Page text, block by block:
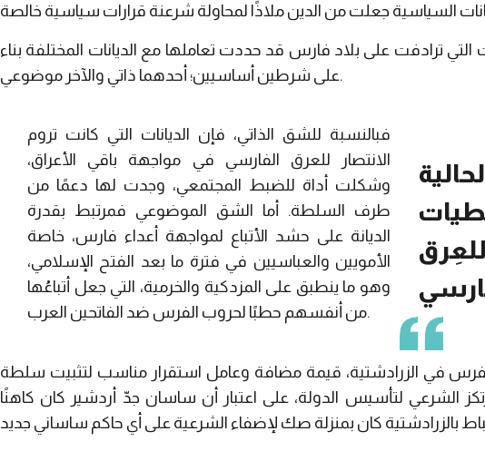
التي ترادفت على بلاد فارس قد حددت تعاملها مع الديانات المختلفة بناء
على شرطين أساسيين؛ أحدهما ذاتي والآخر موضوعي.
فبالنسبة للشق الذاتي، فإن الديانات التي كانت تروم
الانتصار للعرق الفارسي في مواجهة باقي الأعراق،
وشكلت أداة للضبط المجتمعي، وجدت لها دعمًا من
طرف السلطة. أما الشق الموضوعي فمرتبط بقدرة
الديانة على حشد الأتباع لمواجهة أعداء فارس، خاصة
الأمويين والعباسيين في فترة ما بعد الفتح الإسلامي،
وهو ما ينطبق على المزدكية والخرمية، التي جعل أتباعُها
من أنفسهم حطبًا لحروب الفرس ضد الفاتحين العرب.
للعِرق
في الزرادشتية، قيمة مضافة وعامل استقرار مناسب لتثبيت سلطة
الشرعي لتأسيس الدولة، على اعتبار أن ساسان جدّ أردشير كان كاهنًا